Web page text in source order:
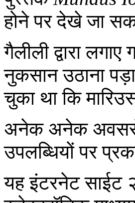
होने पर देखे जा
गैलीली द्वारा
नुकसान उठाना
चुका था कि
अनेक अनेक अवसरो
उपलब्धियों पर
यह इंटरनेट साईट